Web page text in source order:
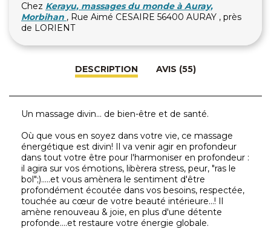
Chez Kerayu, massages du monde à Auray,
Morbihan , Rue Aimé CESAIRE 56400 AURAY , près
de LORIENT
DESCRIPTION AVIS (55)
Un massage divin... de bien-être et de santé.
Où que vous en soyez dans votre vie, ce massage
énergétique est divin! Il va venir agir en profondeur
dans tout votre être pour l'harmoniser en profondeur :
il agira sur vos émotions, libèrera stress, peur, "ras le
bol";).....et vous amènera le sentiment d'être
profondément écoutée dans vos besoins, respectée,
touchée au cœur de votre beauté intérieure...! Il
amène renouveau & joie, en plus d'une détente
profonde....et restaure votre énergie globale.